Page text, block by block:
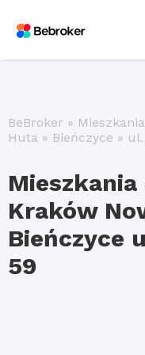
BeBroker » Mieszkania
Huta » Bieńczyce »
Kraków
Bieńczyce
59